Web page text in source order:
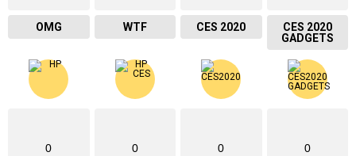
OMG WTF CES 2020
CES 2020
GADGETS
0 0 0 0